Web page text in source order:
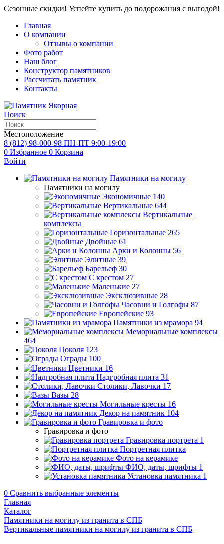
Сезонные скидки! Успейте купить до подорожания с выгодой!
Главная
О компании
Отзывы о компании
Фото работ
Наш блог
Конструктор памятников
Рассчитать памятник
Контакты
Поиск
Местоположение
8 (812) 98-000-98 ПН-ПТ 9:00-19:00
0 Избранное 0 Корзина
Войти
Памятники на могилу
Памятники на могилу
Экономичные 140
Вертикальные 644
Вертикальные
комплексы
Горизонтальные 265
Двойные 61
Арки и Колонны 56
Элитные 39
Барельеф 30
С крестом 27
Маленькие 27
Эксклюзивные 28
Часовни и Голгофы 87
Европейские 93
Памятники из мрамора 94
Мемориальные комплексы
464
Цоколя 123
Ограды 100
Цветники 16
Надгробная плита 31
Столики, Лавочки 17
Вазы 28
Могильные кресты 16
Декор на памятник 104
Гравировка и фото
Гравировка и фото
Гравировка портрета 1
Портретная плитка
Фото на керамике
ФИО, даты, шрифты 1
Установка памятника 1
0 Сравнить выбранные элементы
Главная
Каталог
Памятники на могилу из гранита в СПБ
Вертикальные памятники на могилу из гранита в СПБ